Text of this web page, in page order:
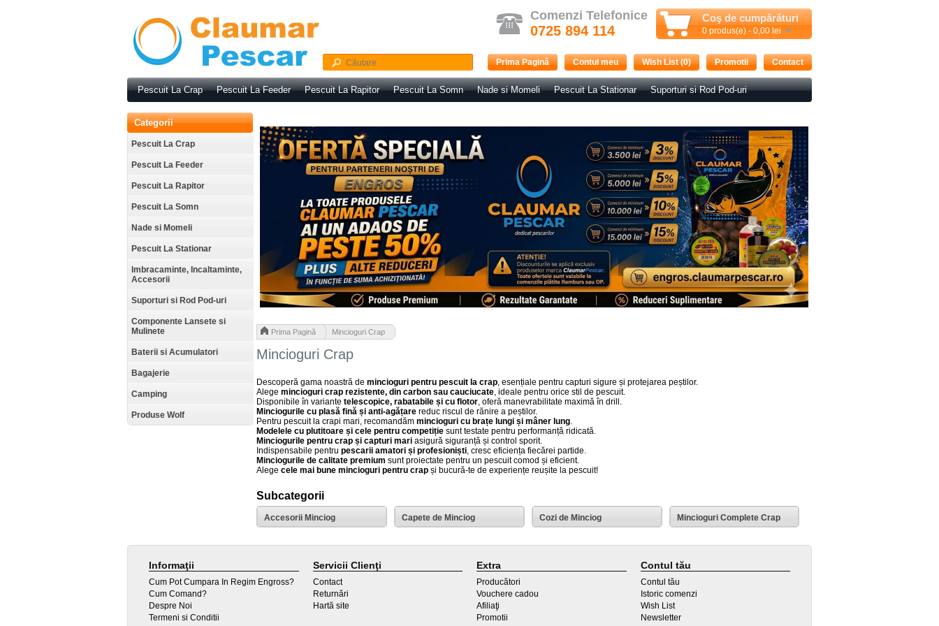
Comenzi Telefonice
0725 894 114
Coş de cumpărături
0 produs(e) - 0,00 lei
Contact
Promotii
Wish List (0)
Contul meu
Prima Pagină
Pescuit La Crap Pescuit La Feeder Pescuit La Rapitor Pescuit La Somn Nade si Momeli Pescuit La Stationar Suporturi si Rod Pod-uri
Categorii
Pescuit La Crap
Pescuit La Feeder
Pescuit La Rapitor
Pescuit La Somn
Nade si Momeli
Pescuit La Stationar
Imbracaminte, Incaltaminte,
Accesorii
Suporturi si Rod Pod-uri
Componente Lansete si
Mulinete
Baterii si Acumulatori
Bagajerie
Camping
Produse Wolf
Prima Pagină Mincioguri Crap
Mincioguri Crap
Descoperă gama noastră de mincioguri pentru pescuit la crap, esențiale pentru capturi sigure și protejarea peștilor.
Alege mincioguri crap rezistente, din carbon sau cauciucate, ideale pentru orice stil de pescuit.
Disponibile în variante telescopice, rabatabile și cu flotor, oferă manevrabilitate maximă în drill.
Minciogurile cu plasă fină și anti-agățare reduc riscul de rănire a peștilor.
Pentru pescuit la crapi mari, recomandăm mincioguri cu brațe lungi și mâner lung.
Modelele cu plutitoare și cele pentru competiție sunt testate pentru performanță ridicată.
Minciogurile pentru crap și capturi mari asigură siguranță și control sporit.
Indispensabile pentru pescarii amatori și profesioniști, cresc eficiența fiecărei partide.
Minciogurile de calitate premium sunt proiectate pentru un pescuit comod și eficient.
Alege cele mai bune mincioguri pentru crap și bucură-te de experiențe reușite la pescuit!
Subcategorii
Accesorii Minciog Capete de Minciog Cozi de Minciog Mincioguri Complete Crap
Informaţii
Cum Pot Cumpara In Regim Engross?
Cum Comand?
Despre Noi
Termeni si Conditii
Servicii Clienţi
Contact
Returnări
Hartă site
Extra
Producători
Vouchere cadou
Afiliaţi
Promotii
Contul tău
Contul tău
Istoric comenzi
Wish List
Newsletter